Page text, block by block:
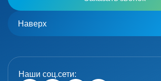
Наверх
Наши соц.сети: